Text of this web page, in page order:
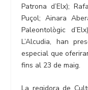
Patrona d’Elx);
Puçol; Ainara
Paleontològic
L’Alcudia, han
especial que
fins al 23 de maig.